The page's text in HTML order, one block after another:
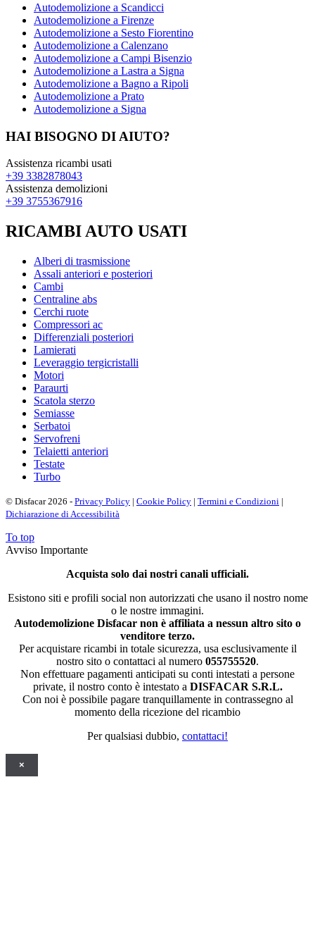
Autodemolizione a Scandicci
Autodemolizione a Firenze
Autodemolizione a Sesto Fiorentino
Autodemolizione a Calenzano
Autodemolizione a Campi Bisenzio
Autodemolizione a Lastra a Signa
Autodemolizione a Bagno a Ripoli
Autodemolizione a Prato
Autodemolizione a Signa
HAI BISOGNO DI AIUTO?
Assistenza ricambi usati
+39 3382878043
Assistenza demolizioni
+39 3755367916
RICAMBI AUTO USATI
Alberi di trasmissione
Assali anteriori e posteriori
Cambi
Centraline abs
Cerchi ruote
Compressori ac
Differenziali posteriori
Lamierati
Leveraggio tergicristalli
Motori
Paraurti
Scatola sterzo
Semiasse
Serbatoi
Servofreni
Telaietti anteriori
Testate
Turbo
© Disfacar 2026 - Privacy Policy | Cookie Policy | Termini e Condizioni |
Dichiarazione di Accessibilità
To top
Avviso Importante
Acquista solo dai nostri canali ufficiali.
Esistono siti e profili social non autorizzati che usano il nostro nome
o le nostre immagini.
Autodemolizione Disfacar non è affiliata a nessun altro sito o
venditore terzo.
Per acquistare ricambi in totale sicurezza, usa esclusivamente il
nostro sito o contattaci al numero 055755520.
Non effettuare pagamenti anticipati su conti intestati a persone
private, il nostro conto è intestato a DISFACAR S.R.L.
Con noi è possibile pagare tranquillamente in contrassegno al
momento della ricezione del ricambio
Per qualsiasi dubbio, contattaci!
×